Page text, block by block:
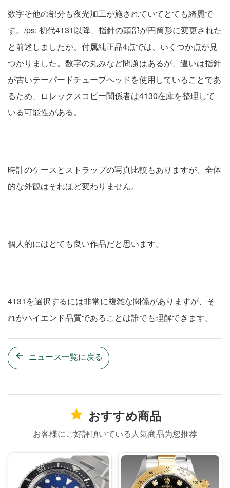
数字そ他の部分も夜光加工が施されていてとても綺麗で
す。/ps: 初代4131以降、指針の頭部が円筒形に変更された
と前述しましたが、付属純正品4点では、いくつか点が見
つかりました。数字の丸みなど問題はあるが、違いは指針
が古いテーパードチューブヘッドを使用していることであ
るため、ロレックスコピー関係者は4130在庫を整理して
いる可能性がある。
時計のケースとストラップの写真比較もありますが、全体
的な外観はそれほど変わりません。
個人的にはとても良い作品だと思います。
4131を選択するには非常に複雑な関係がありますが、そ
れがハイエンド品質であることは誰でも理解できます。
ニュース一覧に戻る
おすすめ商品
お客様にご好評頂いている人気商品为您推荐